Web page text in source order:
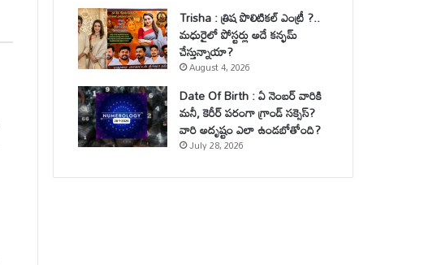
Trisha : త్రిష పొలిటికల్ ఎంట్రీ ?..
మధురైలో పోస్టర్లు అదే కన్ఫమ్
చేస్తున్నాయా?
August 4, 2026
Date Of Birth : ఏ నెంబర్ వారికి
మనీ, కెరీర్ పరంగా గ్రాండ్ సక్సెస్?
వారి అదృష్టం ఎలా ఉండబోతోంది?
July 28, 2026